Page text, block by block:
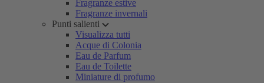
Fragranze estive
Fragranze invernali
Punti salienti
Visualizza tutti
Acque di Colonia
Eau de Parfum
Eau de Toilette
Miniature di profumo